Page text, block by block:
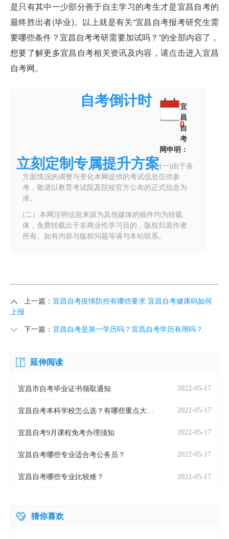
是只有其中一少部分善于自主学习的考生才是宜昌自考的
最终胜出者(毕业)。以上就是有关“宜昌自考报考研究生需
要哪些条件？宜昌自考考研需要加试吗？”的全部内容了，
想要了解更多宜昌自考相关资讯及内容，请点击进入宜昌
自考网。
自考倒计时
00
0
立刻定制专属提升方案
宜
昌
自
考
网申明：
(一)由于各
方面情况的调整与变化本网提供的考试信息仅供参
考，敬请以教育考试院及院校官方公布的正式信息为
准。
(二）本网注明信息来源为其他媒体的稿件均为转载
体，免费转载出于非商业性学习目的，版权归原作者
所有。如有内容与版权问题等请与本站联系。
上一篇： 宜昌自考疫情防控有哪些要求 宜昌自考健康码如何
上报
下一篇： 宜昌自考是第一学历吗？宜昌自考学历有用吗？
延伸阅读
宜昌市自考毕业证书领取通知 2022-05-17
​宜昌自考本科学校怎么选？有哪些重点大
2022-05-17
宜昌自考9月课程免考办理须知 2022-05-17
宜昌自考哪些专业适合考公务员？ 2022-05-17
宜昌自考哪些专业比较难？ 2022-05-17
猜你喜欢